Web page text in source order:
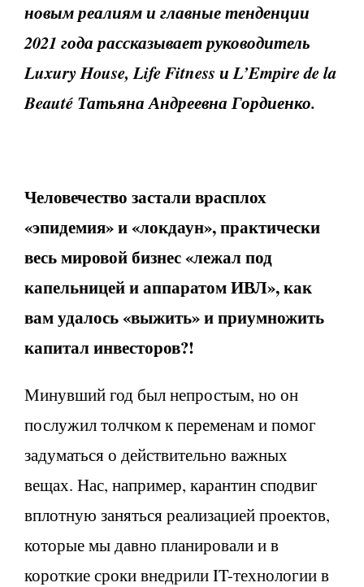
новым реалиям и главные тенденции
2021 года рассказывает руководитель
Luxury House, Life Fitness и L’Empire de la
Beauté Татьяна Андреевна Гордиенко.
Человечество застали врасплох
«эпидемия» и «локдаун», практически
весь мировой бизнес «лежал под
капельницей и аппаратом ИВЛ», как
вам удалось «выжить» и приумножить
капитал инвесторов?!
Минувший год был непростым, но он
послужил толчком к переменам и помог
задуматься о действительно важных
вещах. Нас, например, карантин сподвиг
вплотную заняться реализацией проектов,
которые мы давно планировали и в
короткие сроки внедрили IT-технологии в